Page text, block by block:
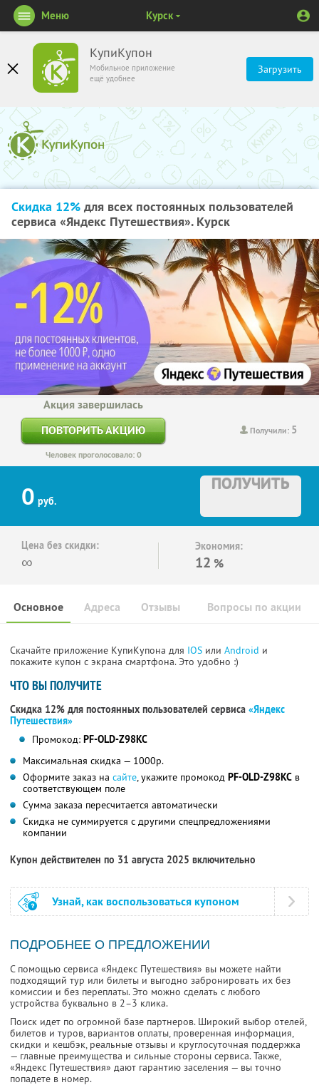
КупиКупон
Мобильное приложение
ещё удобнее
Загрузить
Меню Курск
Скидка 12% для всех постоянных пользователей
сервиса «Яндекс Путешествия». Курск
Получили: 5
Акция завершилась
ПОВТОРИТЬ АКЦИЮ
Человек проголосовало: 0
0 руб.
ПОЛУЧИТЬ
Цена без скидки:
∞
Экономия:
12 %
Основное Отзывы Вопросы по акции
Адреса
Скачайте приложение КупиКупона для IOS или Android и
покажите купон с экрана смартфона. Это удобно :)
ЧТО ВЫ ПОЛУЧИТЕ
Скидка 12% для постоянных пользователей сервиса «Яндекс
Путешествия»
Промокод: PF-OLD-Z98KC
Максимальная скидка — 1000р.
Оформите заказ на сайте, укажите промокод PF-OLD-Z98KC в
соответствующем поле
Сумма заказа пересчитается автоматически
Скидка не суммируется с другими спецпредложениями
компании
Купон действителен по 31 августа 2025 включительно
Узнай, как воспользоваться купоном
ПОДРОБНЕЕ О ПРЕДЛОЖЕНИИ
С помощью сервиса «Яндекс Путешествия» вы можете найти
подходящий тур или билеты и выгодно забронировать их без
комиссии и без переплаты. Это можно сделать с любого
устройства буквально в 2–3 клика.
Поиск идет по огромной базе партнеров. Широкий выбор отелей,
билетов и туров, вариантов оплаты, проверенная информация,
скидки и кешбэк, реальные отзывы и круглосуточная поддержка
— главные преимущества и сильные стороны сервиса. Также,
«Яндекс Путешествия» дают гарантию заселения — вы точно
попадете в номер.